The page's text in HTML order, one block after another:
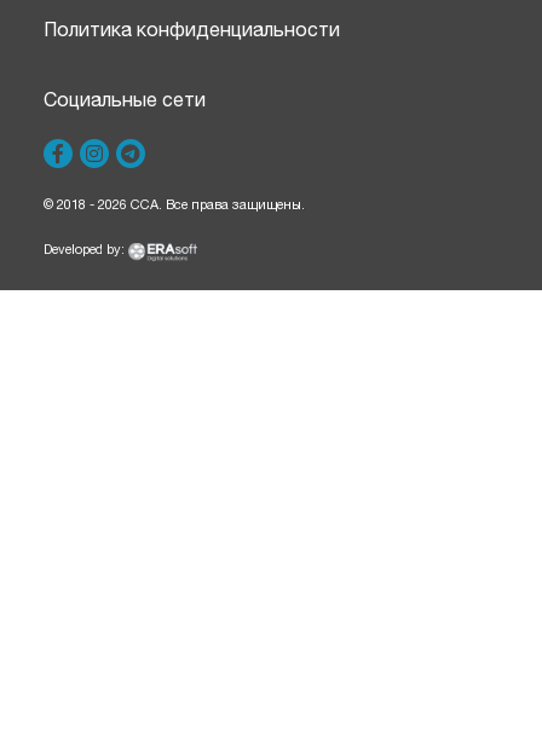
Политика конфиденциальности
Социальные сети
© 2018 - 2026 CCA. Все права защищены.
Developed by: